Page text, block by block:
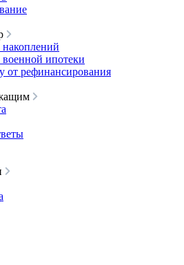
ипотеки
от рефинансирования